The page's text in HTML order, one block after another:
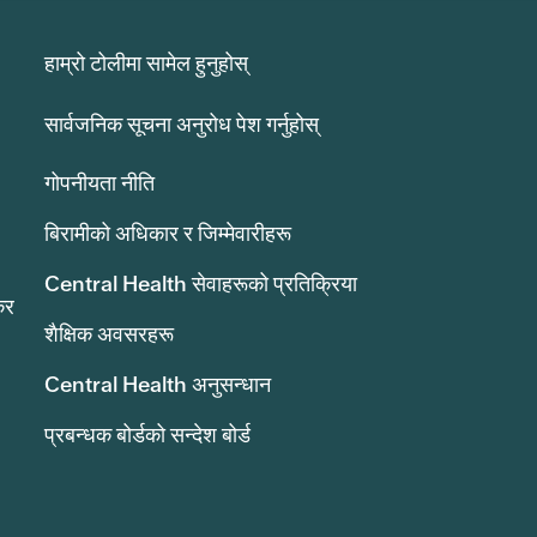
हाम्रो टोलीमा सामेल हुनुहोस्
सार्वजनिक सूचना अनुरोध पेश गर्नुहोस्
गोपनीयता नीति
बिरामीको अधिकार र जिम्मेवारीहरू
Central Health सेवाहरूको प्रतिक्रिया
शैक्षिक अवसरहरू
Central Health अनुसन्धान
प्रबन्धक बोर्डको सन्देश बोर्ड